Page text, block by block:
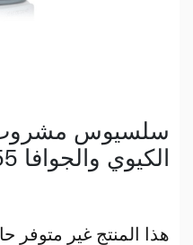
سلسيوس مشروب
الكيوي والجوافا 355 مل
هذا المنتج غير متوفر